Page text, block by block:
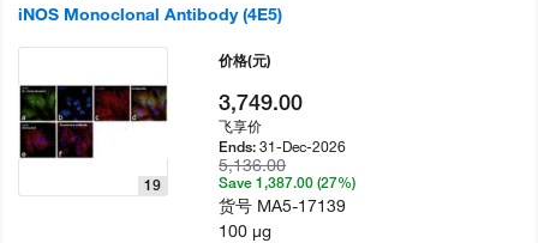
iNOS Monoclonal Antibody (4E5)
19
价格(元)
3,749.00
飞享价
Ends:31-Dec-2026
5,136.00
Save 1,387.00 (27%)
货号 MA5-17139
100 µg